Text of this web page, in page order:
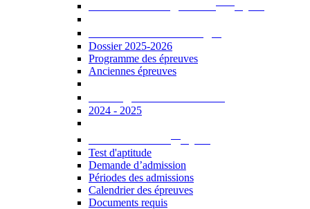
Dossier 2025-2026
Programme des épreuves
Anciennes épreuves
2024 - 2025
Test d'aptitude
Demande d’admission
Périodes des admissions
Calendrier des épreuves
Documents requis